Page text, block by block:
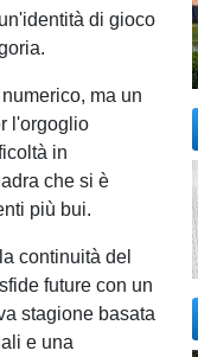
di gioco
ma un
l'orgoglio
in
che si è
più bui.
continuità del
future con un
stagione basata
e una